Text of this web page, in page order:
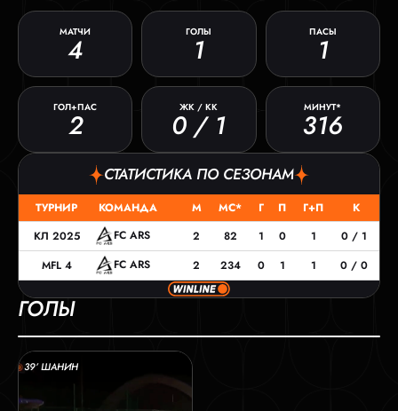
МАТЧИ
4
ГОЛЫ
1
ПАСЫ
1
ГОЛ+ПАС
2
ЖК / КК
0 / 1
МИНУТ*
316
СТАТИСТИКА ПО СЕЗОНАМ
ТУРНИР КОМАНДА М МС* Г П Г+П
К
КЛ 2025
FC ARS 2 82 1 0 1
0 / 1
MFL 4
FC ARS 2 234 0 1 1 0 / 0
ГОЛЫ
39’ ШАНИН